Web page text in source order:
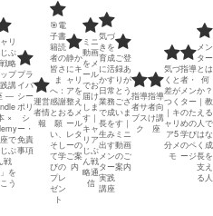
成長を生み出す メンター実践講
座
指導者サブスク
気づくと差がつく｜キャリア5分
メモ
メンターとは何か？｜教える人で
はなく成長を支える人
指導者も成長し続ける｜日常業務
リ
ぶ
略
プ
講
―
×
で
じぶ
戦
を
う
プラ
イバ
シー
ポリ
シ
ー・
免責
事項
運営
者情
報
🎯電
子書
籍読
者の
皆さ
ま
へ：
感謝
とお
願
い、
そし
て学
びの
プレ
ゼン
ト
静か
にキ
ャリ
アを
整え
るメ
ール
レタ
ーの
ご案
内
ミニ
動画
をメ
ール
でお
届け
しま
す｜
キャ
リア
じぶ
ん戦
略通
信
気づ
きを
育成
に活
かす
日常
業務
で成
長を
生み
出す
メン
ター
実践
講座
ご登
録あ
りが
とう
ござ
いま
す｜
ミニ
動画
のご
案内
指導
者サ
ブス
ク
指導
者向
け講
座
気づ
くと
差が
つく
｜キ
ャリ
ア5
分メ
モ
指導
者・
メン
ター
のた
めの
学び
のペ
ージ
メン
ター
とは
何
か？
｜教
える
人で
はな
く成
長を
支え
る人